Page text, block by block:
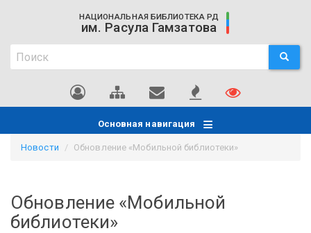
содержанию
НАЦИОНАЛЬНАЯ БИБЛИОТЕКА РД
им. Расула Гамзатова
Поиск
Поиск ПОИСК
Основная навигация
Новости Обновление «Мобильной библиотеки»
Обновление «Мобильной
библиотеки»